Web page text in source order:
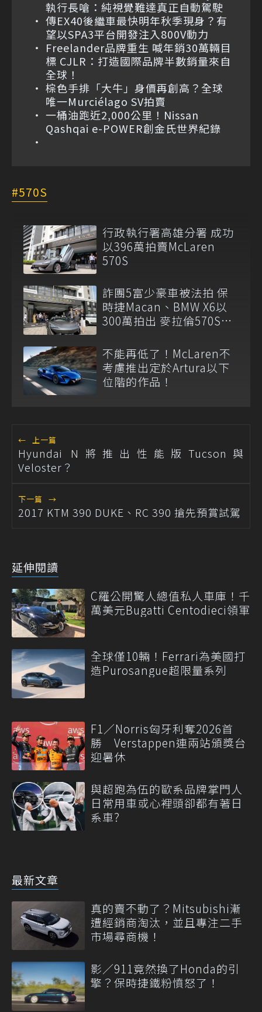
執行長嗆：純視覺難達真正自動駕駛
傳EX40後繼車最快明年秋季現身？有
望以SPA3平台開發注入800V動力
Freelander品牌重生 喊年銷30萬輛目
標 CJLR：打造國際品牌半數銷量來自
全球！
棕色手排「大牛」身價再創高？全球
唯一Murciélago SV拍賣
一桶油跑近2,000公里！Nissan
Qashqai e-POWER創金氏世界紀錄
570S
行政執行署高雄分署 成功
以396萬拍賣McLaren
570S
詐團5富少豪車被法拍 保
時捷Macan、BMW X6以
300萬拍出 麥拉倫570S流
不能再低了！McLaren不
考慮推出定於Artura以下
位階的作品！
← 上一篇
Hyundai N將推出性能版Tucson與
Veloster？
下一篇 →
2017 KTM 390 DUKE、RC 390 搶先預賞試駕
延伸閱讀
C羅公開驚人總值私人車庫！千
萬美元Bugatti Centodieci領軍
全球僅10輛！Ferrari為美國打
造Purosangue超限量系列
F1／Norris匈牙利奪2026首
勝 Verstappen連兩站頒獎台
迎暑休
與超跑為伍的歐系品牌掌門人
日常用車或心裡頭卻都有著日
系車?
最新文章
真的賣不動了？Mitsubishi漸
遭經銷商淘汰，並且專注二手
市場尋商機！
影／911竟然換了Honda的引
擎？保時捷鐵粉憤怒了！